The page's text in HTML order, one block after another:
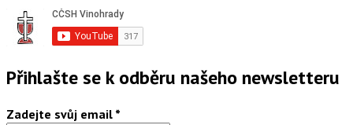
Přihlašte se k odběru našeho newsletteru
Zadejte svůj email *